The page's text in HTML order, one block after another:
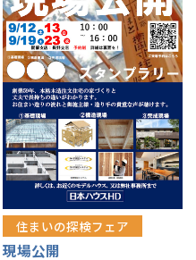
住まいの探検フェア
現場公開